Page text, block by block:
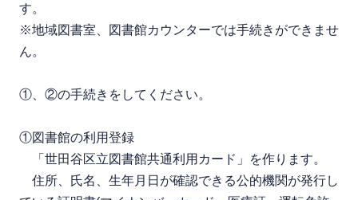
す。
※地域図書室、図書館カウンターでは手続きができませ
ん。
①、②の手続きをしてください。
①図書館の利用登録
「世田谷区立図書館共通利用カード」を作ります。
住所、氏名、生年月日が確認できる公的機関が発行し